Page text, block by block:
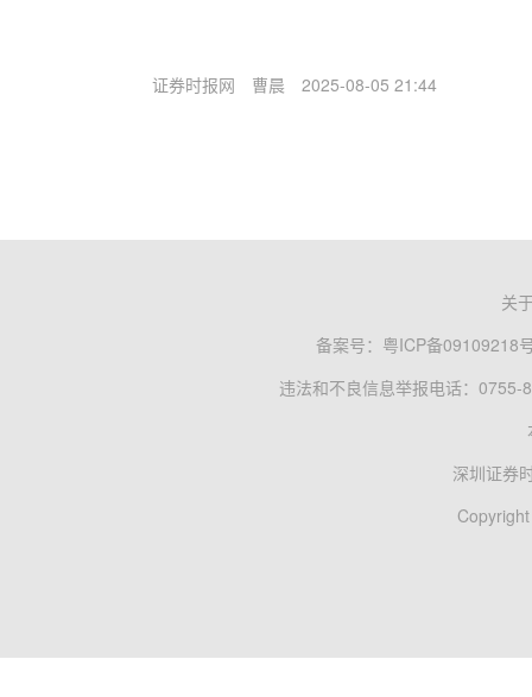
证券时报网 曹晨 2025-08-05 21:44
关
备案号： 粤ICP备09109218
违法和不良信息举报电话：0755-
深圳证券